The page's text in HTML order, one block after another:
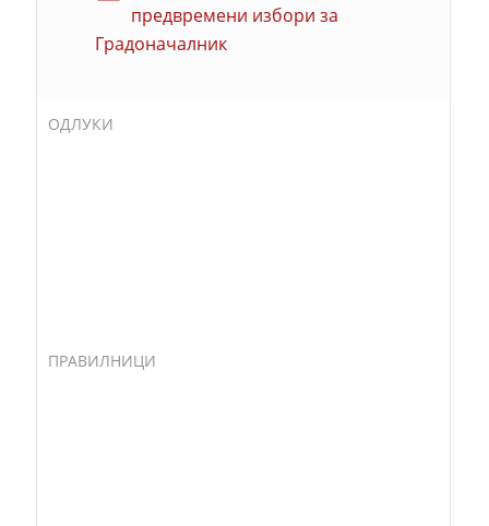
предвремени избори за
Градоначалник
ОДЛУКИ
ПРАВИЛНИЦИ